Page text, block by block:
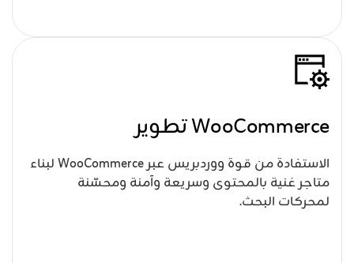
WooCommerce تطوير
الاستفادة من قوة ووردبريس عبر WooCommerce لبناء
متاجر غنية بالمحتوى وسريعة وآمنة ومحسّنة
لمحركات البحث.